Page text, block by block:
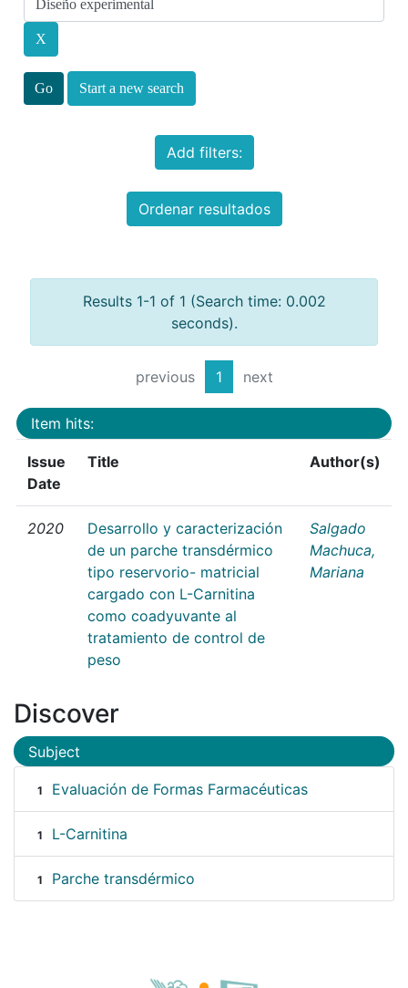
Start a new search
Add filters:
Ordenar resultados
Results 1-1 of 1 (Search time: 0.002
seconds).
previous 1 next
Item hits:
Issue
Date
Title Author(s)
2020
Desarrollo y caracterización
de un parche transdérmico
tipo reservorio- matricial
cargado con L-Carnitina
como coadyuvante al
tratamiento de control de
peso
Salgado
Machuca,
Mariana
Discover
Subject
1 Evaluación de Formas Farmacéuticas
1 L-Carnitina
1 Parche transdérmico